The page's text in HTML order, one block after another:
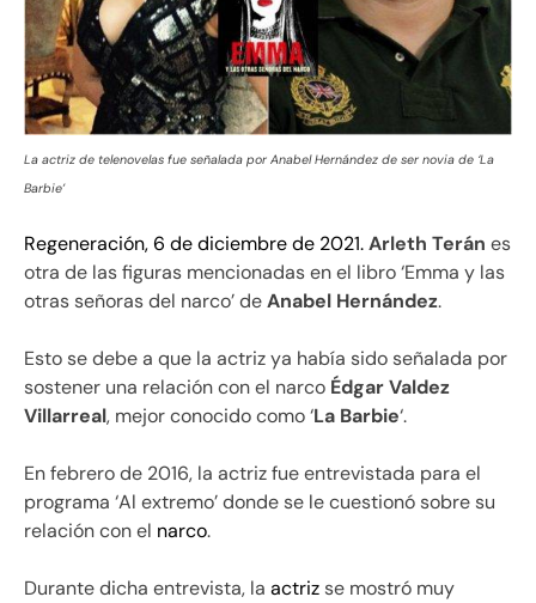
La actriz de telenovelas fue señalada por Anabel Hernández de ser novia de ‘La
Barbie’
Regeneración, 6 de diciembre de 2021.Arleth Terán es
otra de las figuras mencionadas en el libro ‘Emma y las
otras señoras del narco’ deAnabel Hernández.
Esto se debe a que la actriz ya había sido señalada por
sostener una relación con el narco Édgar Valdez
Villarreal, mejor conocido como ‘La Barbie‘.
En febrero de 2016, la actriz fue entrevistada para el
programa ‘Al extremo’ donde se le cuestionó sobre su
relación con el narco.
Durante dicha entrevista, la actrizse mostró muy